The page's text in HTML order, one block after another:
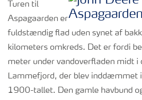
Turen til
Aspagaarden er
fuldstændig flad uden synet af
kilometers omkreds. Det er fordi
meter under vandoverfladen midt i
Lammefjord, der blev inddæmmet
1900-tallet. Den gamle havbund